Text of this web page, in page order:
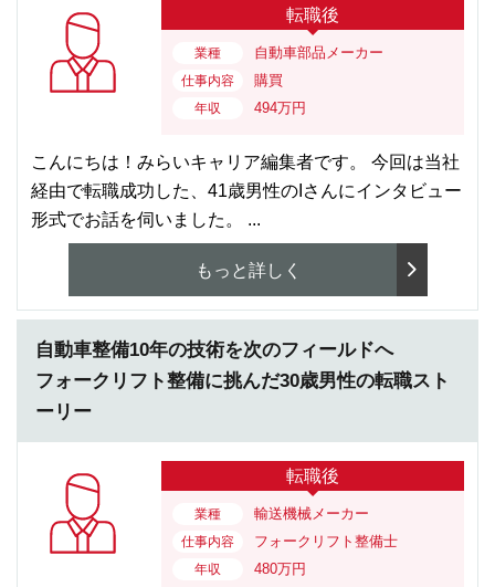
転職後
業種 自動車部品メーカー
仕事内容 購買
年収 494万円
こんにちは！みらいキャリア編集者です。 今回は当社
経由で転職成功した、41歳男性のIさんにインタビュー
形式でお話を伺いました。 ...
もっと詳しく
自動車整備10年の技術を次のフィールドへ
フォークリフト整備に挑んだ30歳男性の転職スト
ーリー
転職後
業種 輸送機械メーカー
仕事内容 フォークリフト整備士
年収 480万円